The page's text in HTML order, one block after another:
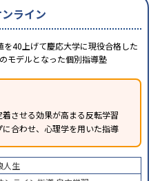
ライン
を40上げて慶応大学に現役合格した
モデルとなった個別指導塾
させる効果が高まる反転学習
合わせ、心理学を用いた指導
人生